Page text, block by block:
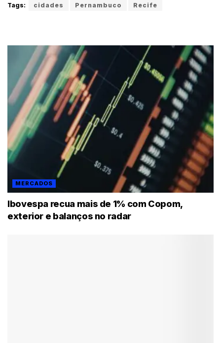
Tags: cidades Pernambuco Recife
MERCADOS
Ibovespa recua mais de 1% com Copom,
exterior e balanços no radar